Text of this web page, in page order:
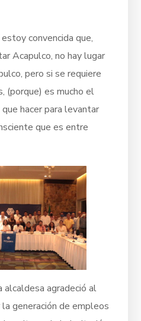
convencida que,
Acapulco, no hay lugar
pero si se requiere
(porque) es mucho el
hacer para levantar
que es entre
alcaldesa agradeció al
generación de empleos